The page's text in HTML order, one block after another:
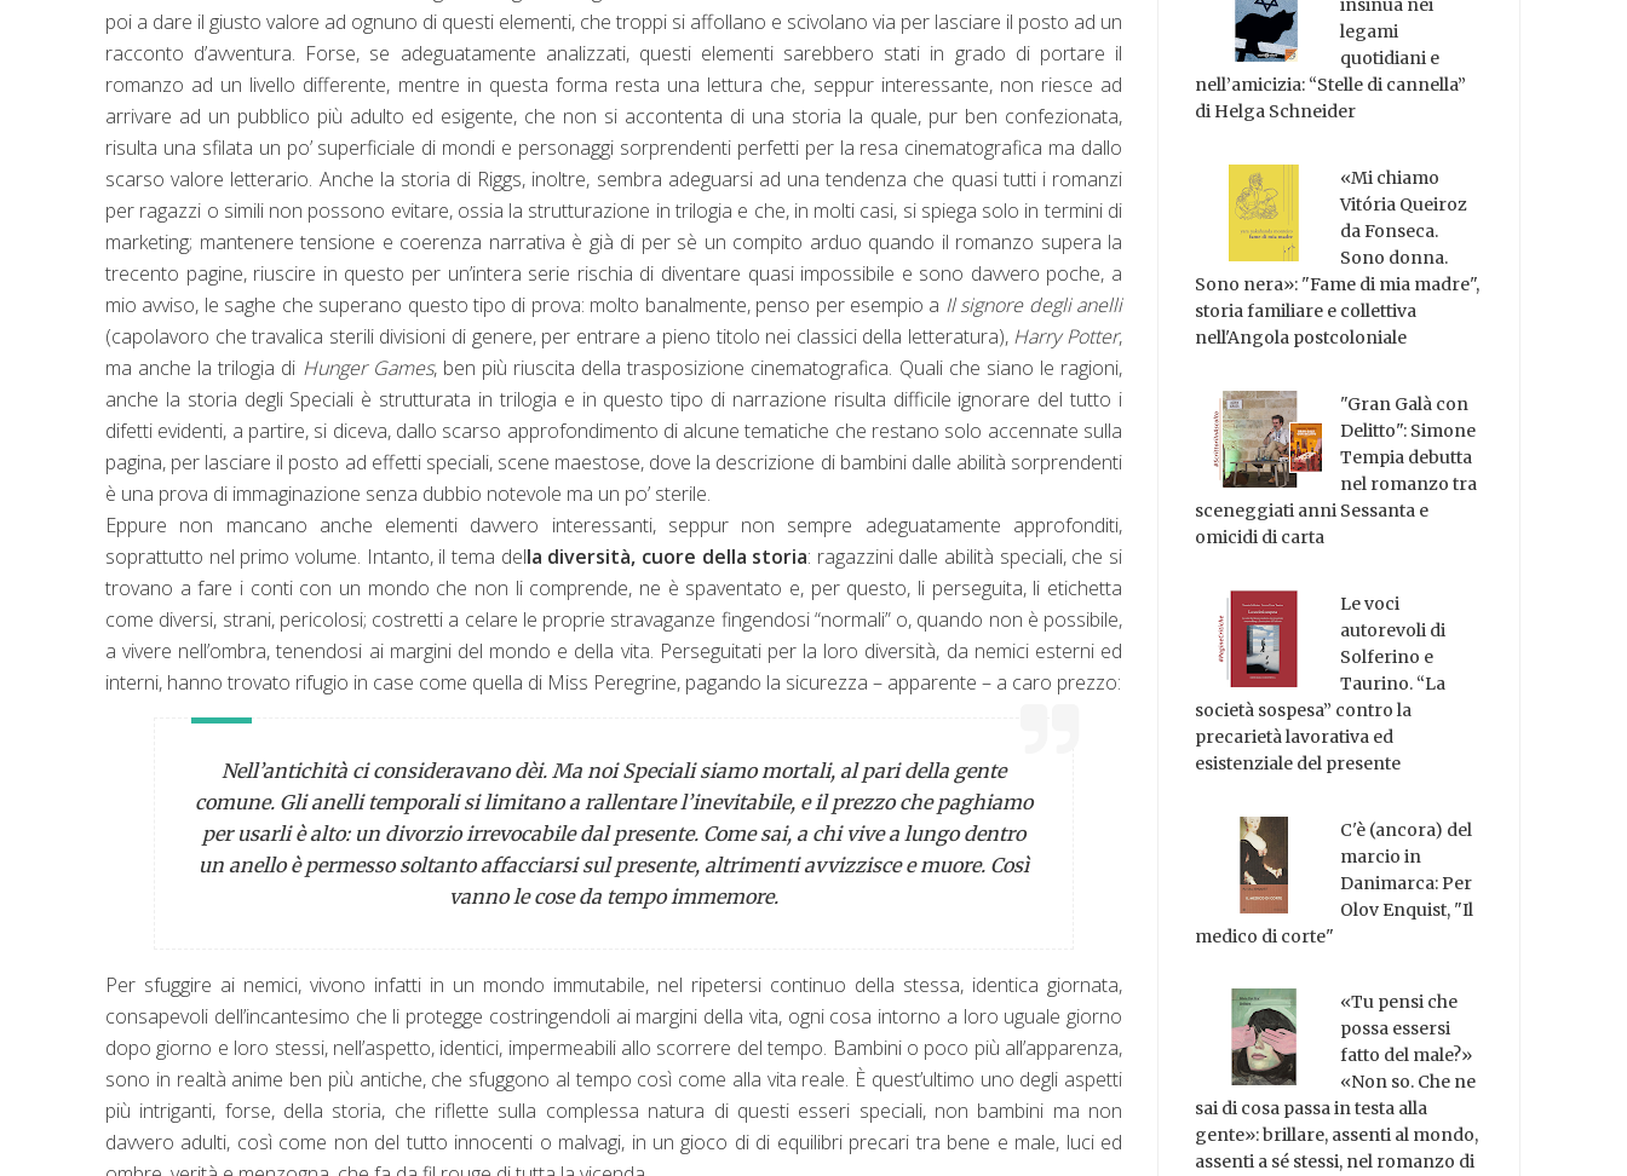
poi a dare il giusto valore ad ognuno di questi elementi, che troppi si affollano e scivolano via per lasciare il posto ad un
racconto d’avventura. Forse, se adeguatamente analizzati, questi elementi sarebbero stati in grado di portare il
romanzo ad un livello differente, mentre in questa forma resta una lettura che, seppur interessante, non riesce ad
arrivare ad un pubblico più adulto ed esigente, che non si accontenta di una storia la quale, pur ben confezionata,
risulta una sfilata un po’ superficiale di mondi e personaggi sorprendenti perfetti per la resa cinematografica ma dallo
scarso valore letterario. Anche la storia di Riggs, inoltre, sembra adeguarsi ad una tendenza che quasi tutti i romanzi
per ragazzi o simili non possono evitare, ossia la strutturazione in trilogia e che, in molti casi, si spiega solo in termini di
marketing; mantenere tensione e coerenza narrativa è già di per sè un compito arduo quando il romanzo supera la
trecento pagine, riuscire in questo per un’intera serie rischia di diventare quasi impossibile e sono davvero poche, a
mio avviso, le saghe che superano questo tipo di prova: molto banalmente, penso per esempio a Il signore degli anelli
(capolavoro che travalica sterili divisioni di genere, per entrare a pieno titolo nei classici della letteratura), Harry Potter,
ma anche la trilogia di Hunger Games, ben più riuscita della trasposizione cinematografica. Quali che siano le ragioni,
anche la storia degli Speciali è strutturata in trilogia e in questo tipo di narrazione risulta difficile ignorare del tutto i
difetti evidenti, a partire, si diceva, dallo scarso approfondimento di alcune tematiche che restano solo accennate sulla
pagina, per lasciare il posto ad effetti speciali, scene maestose, dove la descrizione di bambini dalle abilità sorprendenti
è una prova di immaginazione senza dubbio notevole ma un po’ sterile.
Eppure non mancano anche elementi davvero interessanti, seppur non sempre adeguatamente approfonditi,
soprattutto nel primo volume. Intanto, il tema della diversità, cuore della storia: ragazzini dalle abilità speciali, che si
trovano a fare i conti con un mondo che non li comprende, ne è spaventato e, per questo, li perseguita, li etichetta
come diversi, strani, pericolosi; costretti a celare le proprie stravaganze fingendosi “normali” o, quando non è possibile,
a vivere nell’ombra, tenendosi ai margini del mondo e della vita. Perseguitati per la loro diversità, da nemici esterni ed
interni, hanno trovato rifugio in case come quella di Miss Peregrine, pagando la sicurezza – apparente – a caro prezzo:
Nell’antichità ci consideravano dèi. Ma noi Speciali siamo mortali, al pari della gente
comune. Gli anelli temporali si limitano a rallentare l’inevitabile, e il prezzo che paghiamo
per usarli è alto: un divorzio irrevocabile dal presente. Come sai, a chi vive a lungo dentro
un anello è permesso soltanto affacciarsi sul presente, altrimenti avvizzisce e muore. Così
vanno le cose da tempo immemore.
Per sfuggire ai nemici, vivono infatti in un mondo immutabile, nel ripetersi continuo della stessa, identica giornata,
consapevoli dell’incantesimo che li protegge costringendoli ai margini della vita, ogni cosa intorno a loro uguale giorno
dopo giorno e loro stessi, nell’aspetto, identici, impermeabili allo scorrere del tempo. Bambini o poco più all’apparenza,
sono in realtà anime ben più antiche, che sfuggono al tempo così come alla vita reale. È quest’ultimo uno degli aspetti
più intriganti, forse, della storia, che riflette sulla complessa natura di questi esseri speciali, non bambini ma non
davvero adulti, così come non del tutto innocenti o malvagi, in un gioco di di equilibri precari tra bene e male, luci ed
insinua nei
legami
quotidiani e
nell’amicizia: “Stelle di cannella”
di Helga Schneider
«Mi chiamo
Vitória Queiroz
da Fonseca.
Sono donna.
Sono nera»: "Fame di mia madre",
storia familiare e collettiva
nell'Angola postcoloniale
"Gran Galà con
Delitto": Simone
Tempia debutta
nel romanzo tra
sceneggiati anni Sessanta e
omicidi di carta
Le voci
autorevoli di
Solferino e
Taurino. “La
società sospesa” contro la
precarietà lavorativa ed
esistenziale del presente
C'è (ancora) del
marcio in
Danimarca: Per
Olov Enquist, "Il
medico di corte"
«Tu pensi che
possa essersi
fatto del male?»
«Non so. Che ne
sai di cosa passa in testa alla
gente»: brillare, assenti al mondo,
assenti a sé stessi, nel romanzo di